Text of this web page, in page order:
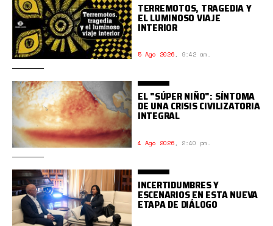
TERREMOTOS, TRAGEDIA Y
EL LUMINOSO VIAJE
INTERIOR
5 Ago 2026, 9:42 am.
EL "SÚPER NIÑO": SÍNTOMA
DE UNA CRISIS CIVILIZATORIA
INTEGRAL
4 Ago 2026, 2:40 pm.
INCERTIDUMBRES Y
ESCENARIOS EN ESTA NUEVA
ETAPA DE DIÁLOGO